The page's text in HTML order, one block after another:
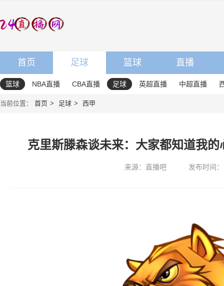
首页 足球 篮球 直播
篮球 NBA直播 CBA直播 足球 英超直播 中超直播
当前位置： 首页 足球 西甲
克里斯滕森谈未来：大家都知道我
来源：直播吧 发布时间